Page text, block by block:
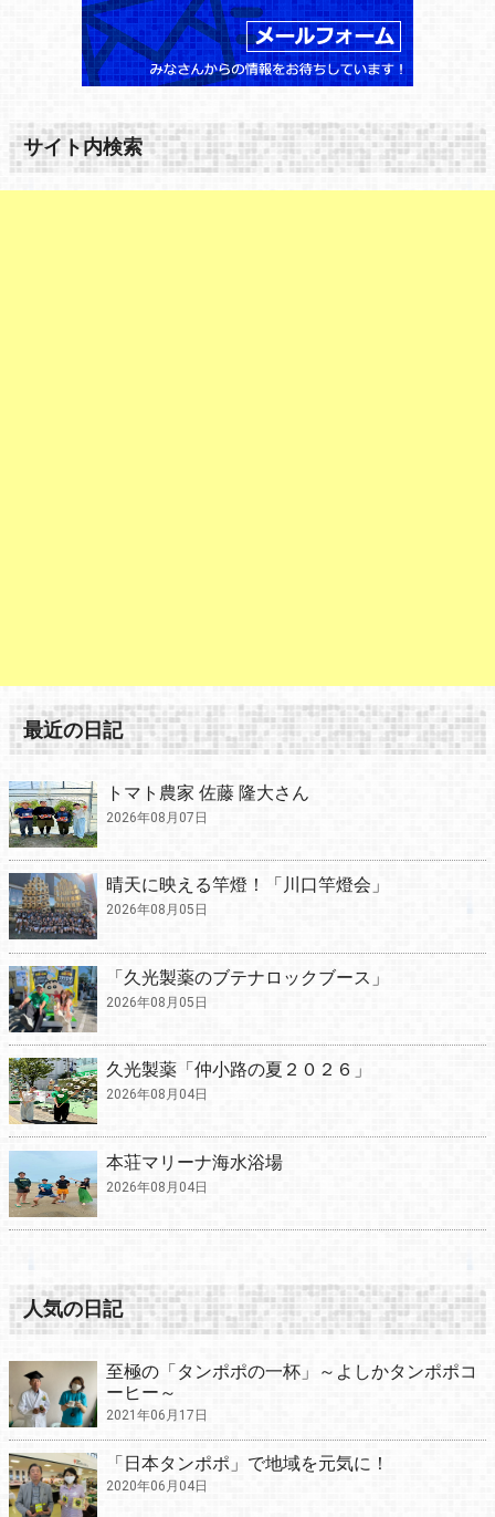
サイト内検索
最近の日記
トマト農家 佐藤 隆大さん
2026年08月07日
晴天に映える竿燈！「川口竿燈会」
2026年08月05日
「久光製薬のブテナロックブース」
2026年08月05日
久光製薬「仲小路の夏２０２６」
2026年08月04日
本荘マリーナ海水浴場
2026年08月04日
人気の日記
至極の「タンポポの一杯」～よしかタンポポコ
ーヒー～
2021年06月17日
「日本タンポポ」で地域を元気に！
2020年06月04日